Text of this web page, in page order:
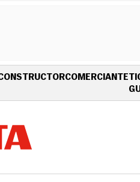
COMERCIANTE